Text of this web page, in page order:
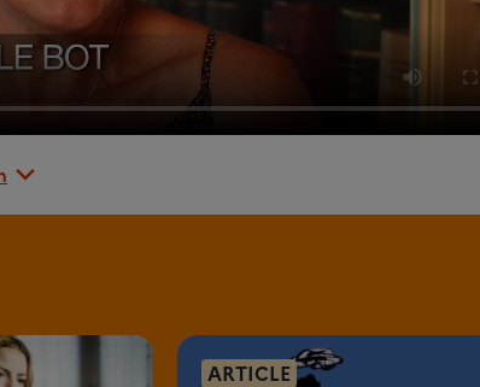
ARTICLE